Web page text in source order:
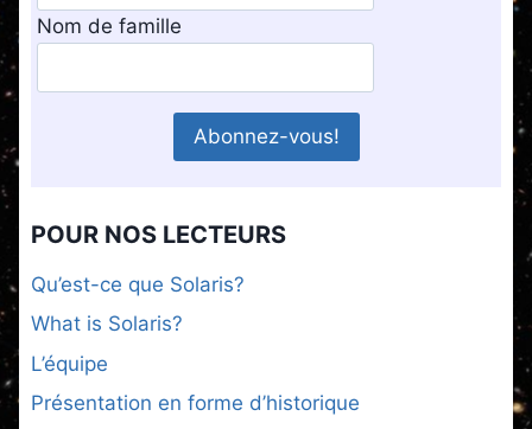
Nom de famille
POUR NOS LECTEURS
Qu’est-ce que Solaris?
What is Solaris?
L’équipe
Présentation en forme d’historique